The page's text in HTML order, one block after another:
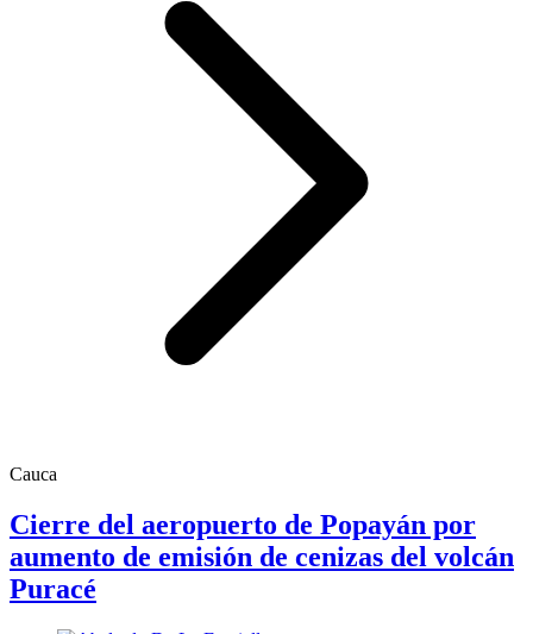
Cauca
Cierre del aeropuerto de Popayán por
aumento de emisión de cenizas del volcán
Puracé